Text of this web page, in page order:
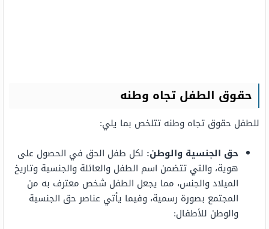
حقوق الطفل تجاه وطنه
للطفل حقوق تجاه وطنه تتلخص بما يلي:
حق الجنسية والوطن: لكل طفل الحق في الحصول على
هوية، والتي تتضمن اسم الطفل والعائلة والجنسية وتاريخ
الميلاد والجنس، مما يجعل الطفل شخص معترف به من
المجتمع بصورة رسمية، وفيما يأتي عناصر حق الجنسية
والوطن للأطفال: